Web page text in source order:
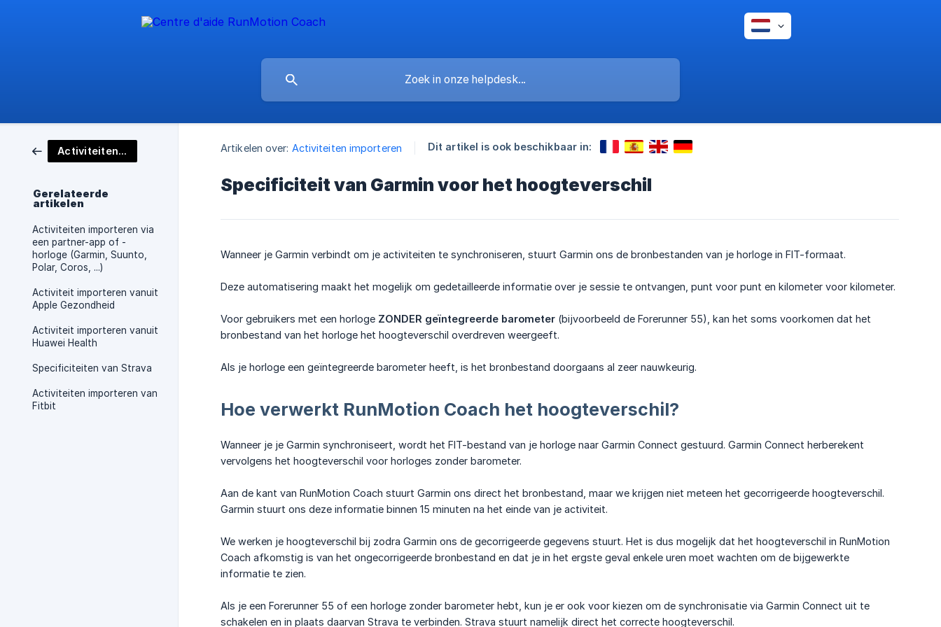
Activiteiten importeren
Gerelateerde
artikelen
Activiteiten importeren via
een partner-app of -
horloge (Garmin, Suunto,
Polar, Coros, ...)
Activiteit importeren vanuit
Apple Gezondheid
Activiteit importeren vanuit
Huawei Health
Specificiteiten van Strava
Activiteiten importeren van
Fitbit
Artikelen over: Activiteiten importeren Dit artikel is ook beschikbaar in:
Specificiteit van Garmin voor het hoogteverschil
Wanneer je Garmin verbindt om je activiteiten te synchroniseren, stuurt Garmin ons de bronbestanden van je horloge in FIT-formaat.
Deze automatisering maakt het mogelijk om gedetailleerde informatie over je sessie te ontvangen, punt voor punt en kilometer voor kilometer.
Voor gebruikers met een horloge ZONDER geïntegreerde barometer (bijvoorbeeld de Forerunner 55), kan het soms voorkomen dat het
bronbestand van het horloge het hoogteverschil overdreven weergeeft.
Als je horloge een geïntegreerde barometer heeft, is het bronbestand doorgaans al zeer nauwkeurig.
Hoe verwerkt RunMotion Coach het hoogteverschil?
Wanneer je je Garmin synchroniseert, wordt het FIT-bestand van je horloge naar Garmin Connect gestuurd. Garmin Connect herberekent
vervolgens het hoogteverschil voor horloges zonder barometer.
Aan de kant van RunMotion Coach stuurt Garmin ons direct het bronbestand, maar we krijgen niet meteen het gecorrigeerde hoogteverschil.
Garmin stuurt ons deze informatie binnen 15 minuten na het einde van je activiteit.
We werken je hoogteverschil bij zodra Garmin ons de gecorrigeerde gegevens stuurt. Het is dus mogelijk dat het hoogteverschil in RunMotion
Coach afkomstig is van het ongecorrigeerde bronbestand en dat je in het ergste geval enkele uren moet wachten om de bijgewerkte
informatie te zien.
Als je een Forerunner 55 of een horloge zonder barometer hebt, kun je er ook voor kiezen om de synchronisatie via Garmin Connect uit te
schakelen en in plaats daarvan Strava te verbinden. Strava stuurt namelijk direct het correcte hoogteverschil.